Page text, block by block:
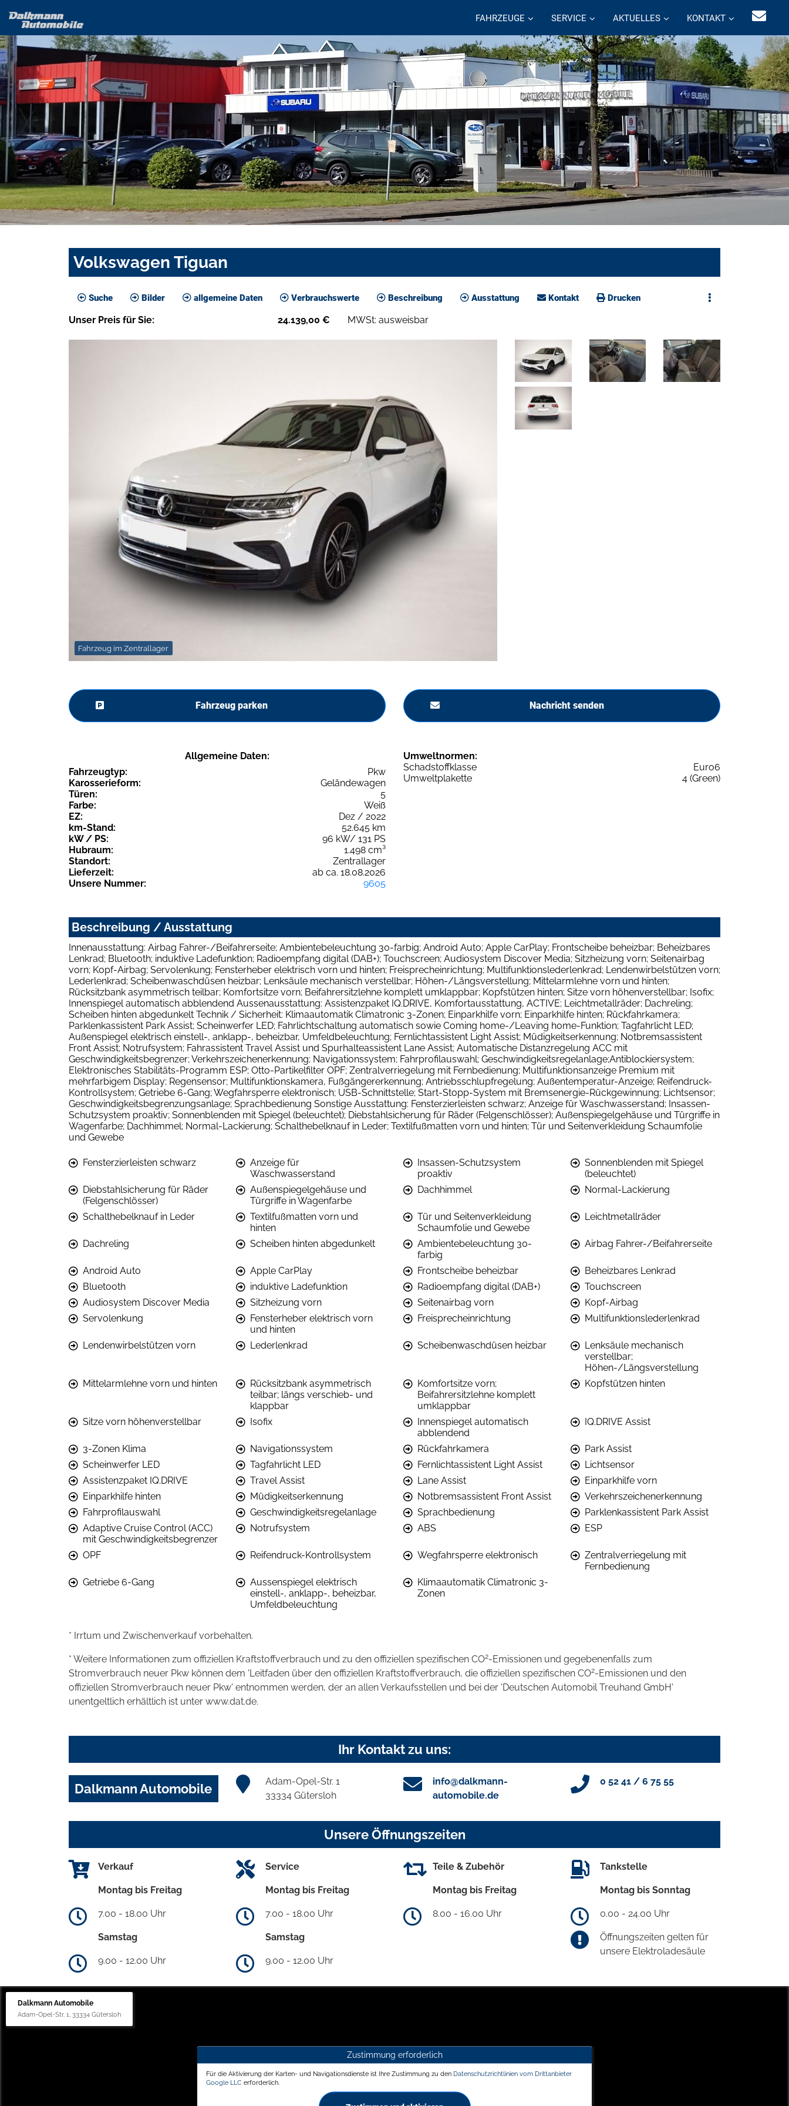
FAHRZEUGE SERVICE AKTUELLES KONTAKT
Volkswagen Tiguan
Suche Bilder allgemeine Daten Verbrauchswerte Beschreibung Ausstattung Kontakt Drucken
Unser Preis für Sie: 24.139,00 € MWSt: ausweisbar
Fahrzeug im Zentrallager
Fahrzeug parken Nachricht senden
Allgemeine Daten:
Fahrzeugtyp:
Pkw
Karosserieform:
Geländewagen
Türen:
5
Farbe:
Weiß
EZ:
Dez / 2022
km-Stand:
52.645 km
kW / PS:
96 kW/ 131 PS
Hubraum:
1.498 cm³
Standort:
Zentrallager
Lieferzeit:
ab ca. 18.08.2026
Unsere Nummer:
9605
Umweltnormen:
Schadstoffklasse
Euro6
Umweltplakette
4 (Green)
Beschreibung / Ausstattung
Innenausstattung: Airbag Fahrer-/Beifahrerseite; Ambientebeleuchtung 30-farbig; Android Auto; Apple CarPlay; Frontscheibe beheizbar; Beheizbares
Lenkrad; Bluetooth; induktive Ladefunktion; Radioempfang digital (DAB+); Touchscreen; Audiosystem Discover Media; Sitzheizung vorn; Seitenairbag
vorn; Kopf-Airbag; Servolenkung; Fensterheber elektrisch vorn und hinten; Freisprecheinrichtung; Multifunktionslederlenkrad; Lendenwirbelstützen vorn;
Lederlenkrad; Scheibenwaschdüsen heizbar; Lenksäule mechanisch verstellbar; Höhen-/Längsverstellung; Mittelarmlehne vorn und hinten;
Rücksitzbank asymmetrisch teilbar; Komfortsitze vorn; Beifahrersitzlehne komplett umklappbar; Kopfstützen hinten; Sitze vorn höhenverstellbar; Isofix;
Innenspiegel automatisch abblendend Aussenausstattung: Assistenzpaket IQ.DRIVE, Komfortausstattung, ACTIVE; Leichtmetallräder; Dachreling;
Scheiben hinten abgedunkelt Technik / Sicherheit: Klimaautomatik Climatronic 3-Zonen; Einparkhilfe vorn; Einparkhilfe hinten; Rückfahrkamera;
Parklenkassistent Park Assist; Scheinwerfer LED; Fahrlichtschaltung automatisch sowie Coming home-/Leaving home-Funktion; Tagfahrlicht LED;
Außenspiegel elektrisch einstell-, anklapp-, beheizbar, Umfeldbeleuchtung; Fernlichtassistent Light Assist; Müdigkeitserkennung; Notbremsassistent
Front Assist; Notrufsystem; Fahrassistent Travel Assist und Spurhalteassistent Lane Assist; Automatische Distanzregelung ACC mit
Geschwindigkeitsbegrenzer; Verkehrszeichenerkennung; Navigationssystem; Fahrprofilauswahl; Geschwindigkeitsregelanlage;Antiblockiersystem;
Elektronisches Stabilitäts-Programm ESP; Otto-Partikelfilter OPF; Zentralverriegelung mit Fernbedienung; Multifunktionsanzeige Premium mit
mehrfarbigem Display; Regensensor; Multifunktionskamera, Fußgängererkennung; Antriebsschlupfregelung; Außentemperatur-Anzeige; Reifendruck-
Kontrollsystem; Getriebe 6-Gang; Wegfahrsperre elektronisch; USB-Schnittstelle; Start-Stopp-System mit Bremsenergie-Rückgewinnung; Lichtsensor;
Geschwindigkeitsbegrenzungsanlage; Sprachbedienung Sonstige Ausstattung: Fensterzierleisten schwarz; Anzeige für Waschwasserstand; Insassen-
Schutzsystem proaktiv; Sonnenblenden mit Spiegel (beleuchtet); Diebstahlsicherung für Räder (Felgenschlösser); Außenspiegelgehäuse und Türgriffe in
Wagenfarbe; Dachhimmel; Normal-Lackierung; Schalthebelknauf in Leder; Textilfußmatten vorn und hinten; Tür und Seitenverkleidung Schaumfolie
und Gewebe
Fensterzierleisten schwarz
Anzeige für
Waschwasserstand
Insassen-Schutzsystem
proaktiv
Sonnenblenden mit Spiegel
(beleuchtet)
Diebstahlsicherung für Räder
(Felgenschlösser)
Außenspiegelgehäuse und
Türgriffe in Wagenfarbe
Dachhimmel Normal-Lackierung
Schalthebelknauf in Leder
Textilfußmatten vorn und
hinten
Tür und Seitenverkleidung
Schaumfolie und Gewebe
Leichtmetallräder
Dachreling Scheiben hinten abgedunkelt
Ambientebeleuchtung 30-
farbig
Airbag Fahrer-/Beifahrerseite
Android Auto Apple CarPlay Frontscheibe beheizbar
Beheizbares Lenkrad
Bluetooth
induktive Ladefunktion Radioempfang digital (DAB+)
Touchscreen
Audiosystem Discover Media
Sitzheizung vorn Seitenairbag vorn
Kopf-Airbag
Servolenkung
Fensterheber elektrisch vorn
und hinten
Freisprecheinrichtung Multifunktionslederlenkrad
Lendenwirbelstützen vorn Lederlenkrad Scheibenwaschdüsen heizbar
Lenksäule mechanisch
verstellbar;
Höhen-/Längsverstellung
Mittelarmlehne vorn und hinten
Rücksitzbank asymmetrisch
teilbar; längs verschieb- und
klappbar
Komfortsitze vorn;
Beifahrersitzlehne komplett
umklappbar
Kopfstützen hinten
Sitze vorn höhenverstellbar Isofix
Innenspiegel automatisch
abblendend
IQ.DRIVE Assist
3-Zonen Klima Navigationssystem Rückfahrkamera
Park Assist
Scheinwerfer LED
Tagfahrlicht LED Fernlichtassistent Light Assist
Lichtsensor
Assistenzpaket IQ.DRIVE
Travel Assist Lane Assist
Einparkhilfe vorn
Einparkhilfe hinten
Müdigkeitserkennung Notbremsassistent Front Assist
Verkehrszeichenerkennung
Fahrprofilauswahl
Geschwindigkeitsregelanlage Sprachbedienung
Parklenkassistent Park Assist
Adaptive Cruise Control (ACC)
mit Geschwindigkeitsbegrenzer
Notrufsystem ABS ESP
OPF Reifendruck-Kontrollsystem Wegfahrsperre elektronisch
Zentralverriegelung mit
Fernbedienung
Getriebe 6-Gang
Aussenspiegel elektrisch
einstell-, anklapp-, beheizbar,
Umfeldbeleuchtung
Klimaautomatik Climatronic 3-
Zonen
* Irrtum und Zwischenverkauf vorbehalten.
* Weitere Informationen zum offiziellen Kraftstoffverbrauch und zu den offiziellen spezifischen CO2-Emissionen und gegebenenfalls zum
Stromverbrauch neuer Pkw können dem 'Leitfaden über den offiziellen Kraftstoffverbrauch, die offiziellen spezifischen CO2-Emissionen und den
offiziellen Stromverbrauch neuer Pkw' entnommen werden, der an allen Verkaufsstellen und bei der 'Deutschen Automobil Treuhand GmbH'
unentgeltlich erhältlich ist unter www.dat.de.
Ihr Kontakt zu uns:
Dalkmann Automobile
Adam-Opel-Str. 1
33334 Gütersloh
info@dalkmann-
automobile.de
0 52 41 / 6 75 55
Unsere Öffnungszeiten
Verkauf
Montag bis Freitag
7.00 - 18.00 Uhr
Samstag
9.00 - 12.00 Uhr
Service
Montag bis Freitag
7.00 - 18.00 Uhr
Samstag
9.00 - 12.00 Uhr
Teile & Zubehör
Montag bis Freitag
8.00 - 16.00 Uhr
Tankstelle
Montag bis Sonntag
0.00 - 24.00 Uhr
Öffnungszeiten gelten für
unsere Elektroladesäule
Dalkmann Automobile
Adam-Opel-Str. 1, 33334 Gütersloh
Zustimmung erforderlich
Für die Aktivierung der Karten- und Navigationsdienste ist Ihre Zustimmung zu den Datenschutzrichtlinien vom Drittanbieter
Google LLC erforderlich.